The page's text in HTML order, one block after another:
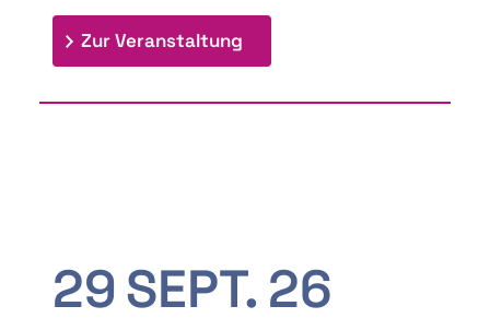
Zur Veranstaltung
29SEPT. 26